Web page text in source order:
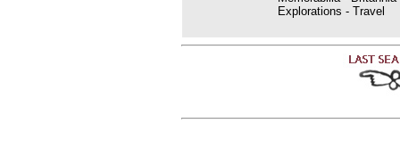
Explorations - Travel